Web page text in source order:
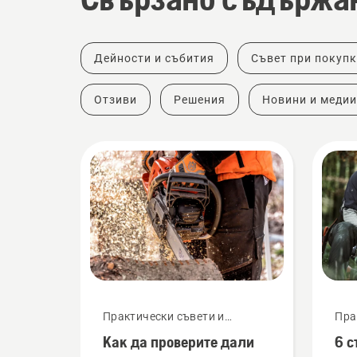
Дейности и събития Съвет при
Отзиви Решения Новини и медии
Практически съвети и
Как да проверите дали
6